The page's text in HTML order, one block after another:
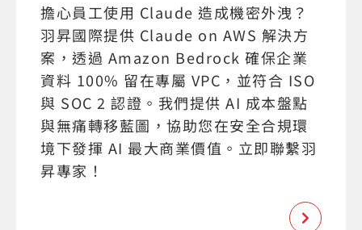
擔心員工使用 Claude 造成機密外洩？
羽昇國際提供 Claude on AWS 解決方
案，透過 Amazon Bedrock 確保企業
資料 100% 留在專屬 VPC，並符合 ISO
與 SOC 2 認證。我們提供 AI 成本盤點
與無痛轉移藍圖，協助您在安全合規環
境下發揮 AI 最大商業價值。立即聯繫羽
昇專家！